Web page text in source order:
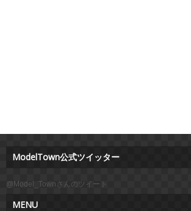
ModelTown公式ツイッター
@Model_Townさんのツイート
MENU